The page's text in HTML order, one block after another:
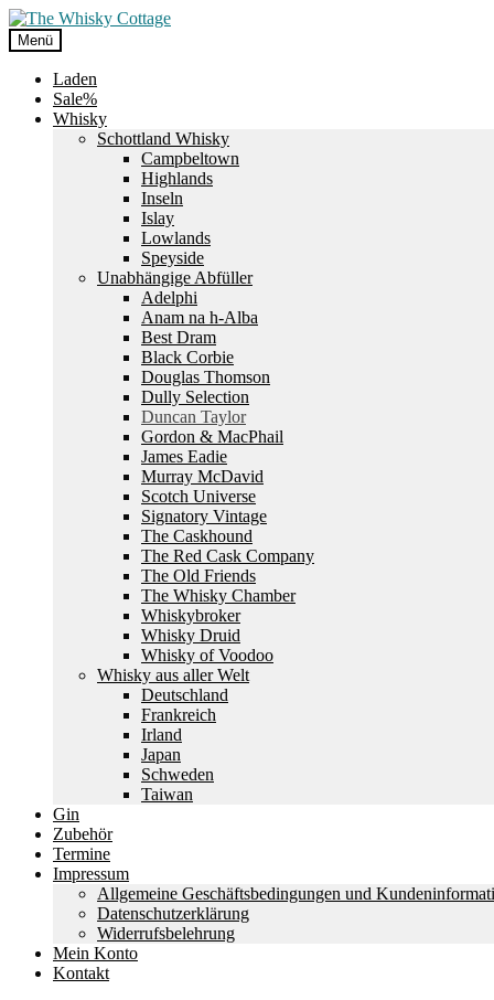
Zur
Navigation
springen
Zum
Inhalt
springen
Menü
Laden
Sale%
Whisky
Schottland Whisky
Campbeltown
Highlands
Inseln
Islay
Lowlands
Speyside
Unabhängige Abfüller
Adelphi
Anam na h-Alba
Best Dram
Black Corbie
Douglas Thomson
Dully Selection
Duncan Taylor
Gordon & MacPhail
James Eadie
Murray McDavid
Scotch Universe
Signatory Vintage
The Caskhound
The Red Cask Company
The Old Friends
The Whisky Chamber
Whiskybroker
Whisky Druid
Whisky of Voodoo
Whisky aus aller Welt
Deutschland
Frankreich
Irland
Japan
Schweden
Taiwan
Gin
Zubehör
Termine
Impressum
Allgemeine Geschäftsbedingungen und
Datenschutzerklärung
Widerrufsbelehrung
Mein Konto
Kontakt